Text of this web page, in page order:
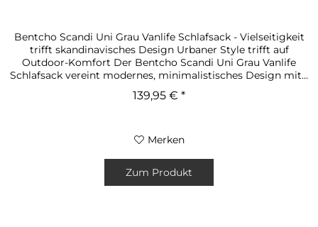
Bentcho Scandi Uni Grau Vanlife Schlafsack - Vielseitigkeit
trifft skandinavisches Design Urbaner Style trifft auf
Outdoor-Komfort Der Bentcho Scandi Uni Grau Vanlife
Schlafsack vereint modernes, minimalistisches Design mit...
139,95 € *
Merken
Zum Produkt